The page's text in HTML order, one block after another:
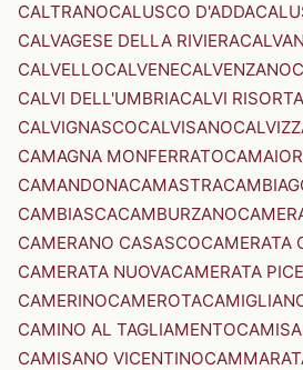
CALTRANOCALUSCO D'ADDA
CALVAGESE DELLA RIVIERA
CALVELLOCALVENECALVENZANO
CALVI DELL'UMBRIACALVI RISORTA
CALVIGNASCOCALVISANO
CAMAGNA MONFERRATO
CAMANDONACAMASTRA
CAMBIASCACAMBURZANO
CAMERANO CASASCOCAMERATA
CAMERATA NUOVACAMERATA
CAMERINOCAMEROTA
CAMINO AL TAGLIAMENTO
CAMISANO VICENTINO